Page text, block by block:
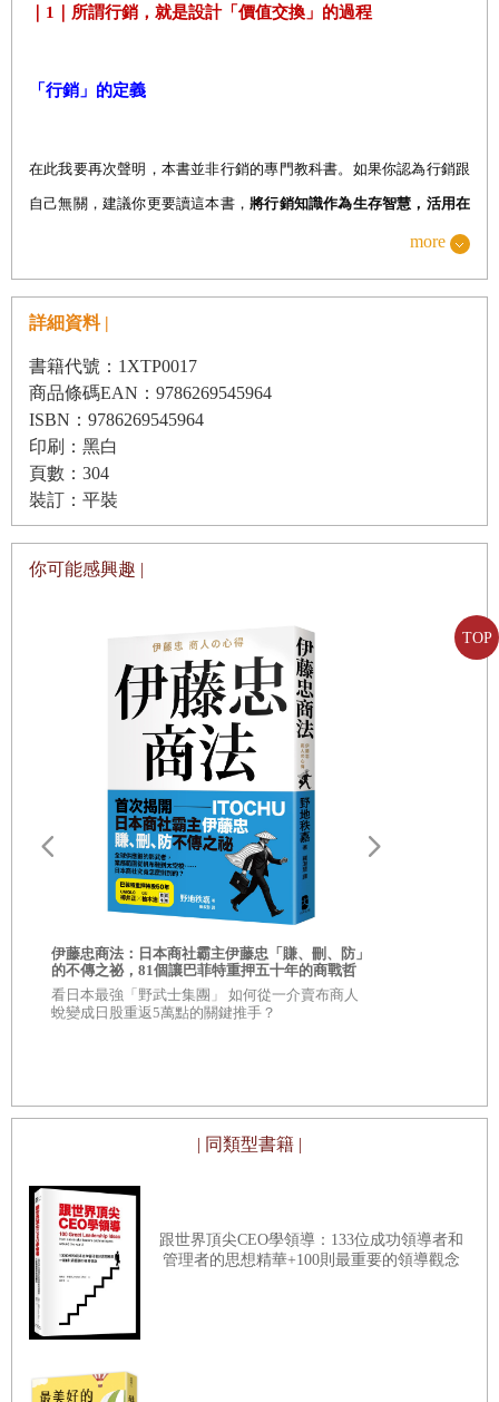
TOP
「行銷」的定義
｜2｜行銷是造福眾人的「思想」
行銷也可以成為「生存智慧」
CHAPTER2
｜關於行銷的三個誤解
：行銷就是廣告宣傳
→提高商品力也是行銷
：只要能夠做出好商品，根本不需要行銷
→不為人知的「好商品」多如牛毛
‧誤解3：聽了顧客的意見就無法產生創新
→許多創新都是因為採納了「顧客的意見」才產生
｜3｜三個最重要的行銷「實踐知識」
「知覺價值」與「情緒價值」
PART2
工作、職涯、人生都能好轉的
四階段「行銷人的生存術」
STEP1定義市場
1 ｜所謂行銷，就是設計「價值交換」的過程
「行銷」的定義
在此我要再次聲明，本書並非行銷的專門教科書。如果你認為行銷跟
自己無關，建議你更要讀這本書，將行銷知識作為生存智慧，活用在
不過，應該沒有人跟行銷完全無關。
只要看過本書對行銷「定義」的解讀，各位應該就可以理解這一點。
有一個組織名叫「美國行銷協會」（
Association ）。行銷本就源自美國，該組織可說是行銷的正宗嫡派。
關於行銷的「定義」，我們先看看正宗嫡派是怎麼說的。
在此先跟各位預告，文字的說明非常艱澀難解，請各位千萬別因此卻
步，一開始就算看不懂也無妨。
所謂行銷，是將對顧客、工作夥伴、社會全體而言有價值的提供物，
進行創造、傳達、搬運、交換這一連串動作的活動、組織及過程。
這段文字別說不好讀，根本看不懂到底想表達些什麼吧。
不過，真不愧是正宗嫡派，仔細閱讀這段文字，反覆思考吟味以後，
這段定義可說是精確地掌握了行銷的本質。接下來我會加上具體的例
子，帶各位一起解讀行銷的本質。
這段定義如果拆成以下三個重點，是不是變得好懂一些。
行銷一般容易被歸為行銷部或廣宣部的工作。
但是，要實踐行銷的工作，不必非得是「專門組織」不可。應該說，
就算不是行銷「組織」的一員，只要與其「活動」或「過程」有關，
都算是參與行銷的工作
無論你身在公司的哪個部門，從事怎樣的工作，其中都有可稱之為
「行銷」的「活動」或「過程」
【重點2】所謂行銷……以顧客、工作夥伴、社會全體為對象
more
詳細資料 |
書籍代號：1XTP0017
商品條碼EAN：9786269545964
ISBN：9786269545964
印刷：黑白
頁數：304
裝訂：平裝
你可能感興趣 |
伊藤忠商法：日本商社霸主伊藤忠「賺、刪、防」
的不傳之祕，81個讓巴菲特重押五十年的商戰哲
學
看日本最強「野武士集團」 如何從一介賣布商人
蛻變成日股重返5萬點的關鍵推手？
| 同類型書籍 |
跟世界頂尖CEO學領導：133位成功領導者和
管理者的思想精華+100則最重要的領導觀念